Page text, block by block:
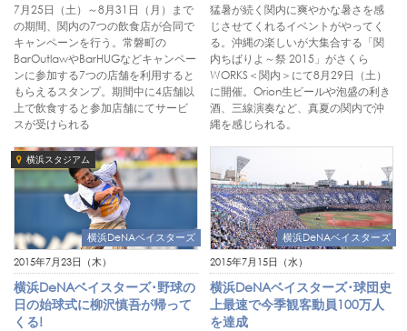
7月25日（土）～8月31日（月）まで
の期間、関内の7つの飲食店が合同で
キャンペーンを行う。常磐町の
BarOutlawやBarHUGなどキャンペー
ンに参加する7つの店舗を利用すると
もらえるスタンプ。期間中に4店舗以
上で飲食すると参加店舗にてサービ
スが受けられる
猛暑が続く関内に爽やかな暑さを感
じさせてくれるイベントがやってく
る。沖縄の楽しいが大集合する「関
内ちばりよ～祭 2015」がさくら
WORKS＜関内＞にて8月29日（土）
に開催。Orion生ビールや泡盛の利き
酒、三線演奏など、真夏の関内で沖
縄を感じられる。
横浜スタジアム
横浜DeNAベイスターズ
2015年7月23日（木）
横浜DeNAベイスターズ･野球の
日の始球式に柳沢慎吾が帰って
くる!
横浜DeNAベイスターズ
2015年7月15日（水）
横浜DeNAベイスターズ･球団史
上最速で今季観客動員100万人
を達成